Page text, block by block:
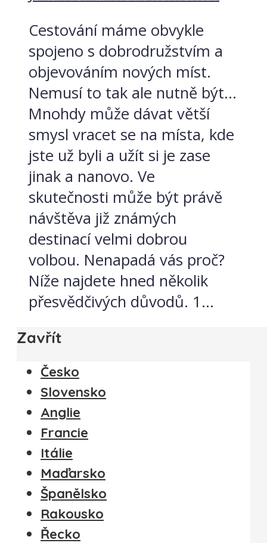
Cestování máme obvykle
spojeno s dobrodružstvím a
objevováním nových míst.
Nemusí to tak ale nutně být…
Mnohdy může dávat větší
smysl vracet se na místa, kde
jste už byli a užít si je zase
jinak a nanovo. Ve
skutečnosti může být právě
návštěva již známých
destinací velmi dobrou
volbou. Nenapadá vás proč?
Níže najdete hned několik
přesvědčivých důvodů. 1...
Zavřít
Česko
Slovensko
Anglie
Francie
Itálie
Maďarsko
Španělsko
Rakousko
Řecko